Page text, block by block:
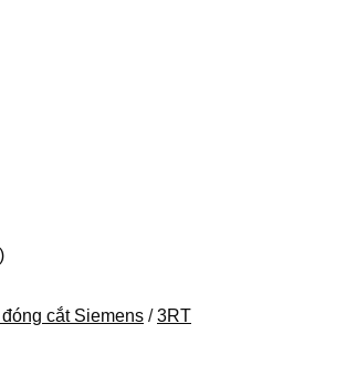
cắt Siemens / 3RT